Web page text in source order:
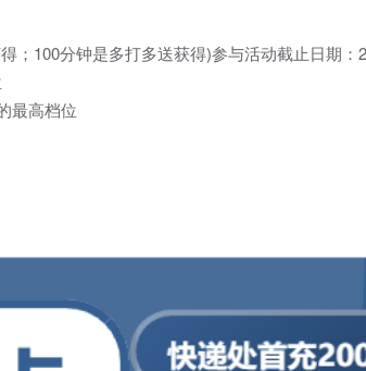
；100分钟是多打多送获得)参与活动截止日期：
最高档位